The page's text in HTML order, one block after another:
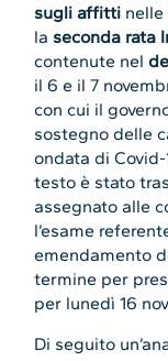
sugli affitti nelle
la seconda rata
contenute nel
il 6 e il 7
con cui il
sostegno delle
ondata di
testo è stato
assegnato alle
l’esame
emendamento
termine per
per lunedì 16
Di seguito